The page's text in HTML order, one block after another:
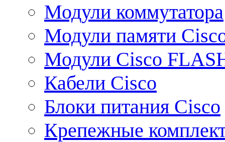
Модули коммутатора
Модули памяти
Модули Cisco
Кабели Cisco
Блоки питания Cisco
Крепежные